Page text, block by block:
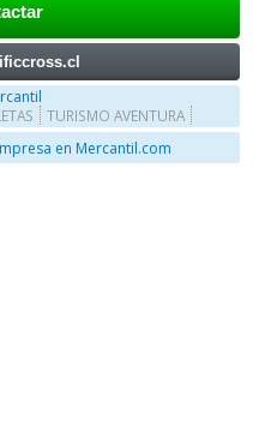
TURISMO AVENTURA
en Mercantil.com